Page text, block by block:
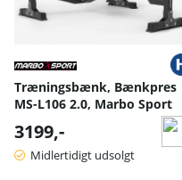
Træningsbænk, Bænkpres
MS-L106 2.0, Marbo Sport
3199,-
Midlertidigt udsolgt